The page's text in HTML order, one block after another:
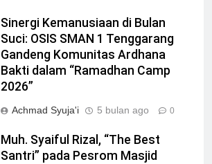
Sinergi Kemanusiaan di Bulan
Suci: OSIS SMAN 1 Tenggarang
Gandeng Komunitas Ardhana
Bakti dalam “Ramadhan Camp
2026”
Achmad Syuja'i 5 bulan ago 0
Muh. Syaiful Rizal, “The Best
Santri” pada Pesrom Masjid